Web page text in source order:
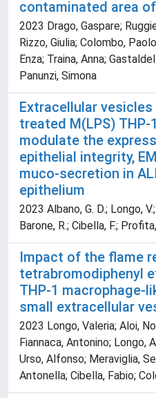
contaminated area
2023 Drago, Gaspare;
Rizzo, Giulia; Colombo,
Enza; Traina, Anna;
Panunzi, Simona
Extracellular vesicles
treated M(LPS)
modulate the
epithelial integrity,
muco-secretion in
epithelium
2023 Albano, G. D.; Longo,
Barone, R.; Cibella, F.;
Impact of the flame
tetrabromodiphenyl
THP-1 macrophage-
small extracellular
2023 Longo, Valeria; Aloi,
Fiannaca, Antonino; Longo,
Urso, Alfonso; Meraviglia,
Antonella; Cibella, Fabio;